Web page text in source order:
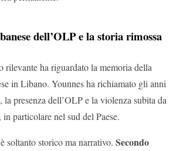
dell’OLP e la storia rimossa
rilevante ha riguardato la memoria della
in Libano. Younnes ha richiamato gli anni
presenza dell’OLP e la violenza subita da
particolare nel sud del Paese.
soltanto storico ma narrativo. Secondo